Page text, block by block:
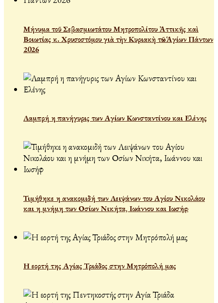
Μήνυμα τοῦ Σεβασμιωτάτου Μητροπολίτου Ἀττικῆς καὶ
Βοιωτίας κ. Χρυσοστόμου γιὰ τὴν Κυριακὴ τῶν Ἁγίων Πάντων
2026
Λαμπρή η πανήγυρις των Αγίων Κωνσταντίνου και Ελένης
Τιμήθηκε η ανακομιδή των Λειψάνων του Αγίου Νικολάου
και η μνήμη των Οσίων Νικήτα, Ιωάννου και Ιωσήφ
Η εορτή της Αγίας Τριάδος στην Μητρόπολή μας